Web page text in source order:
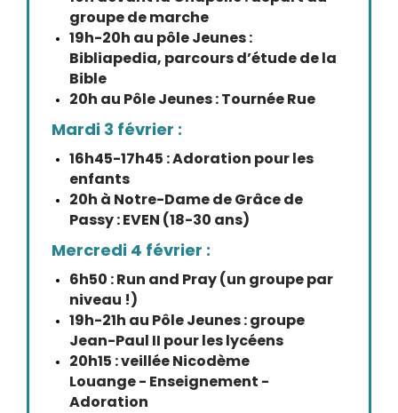
groupe de marche
19h-20h au pôle Jeunes :
Bibliapedia, parcours d’étude de la
Bible
20h au Pôle Jeunes : Tournée Rue
Mardi 3 février :
16h45-17h45 : Adoration pour les
enfants
20h à Notre-Dame de Grâce de
Passy : EVEN (18-30 ans)
Mercredi 4 février :
6h50 : Run and Pray (un groupe par
niveau !)
19h-21h au Pôle Jeunes : groupe
Jean-Paul II pour les lycéens
20h15 : veillée Nicodème
Louange - Enseignement -
Adoration